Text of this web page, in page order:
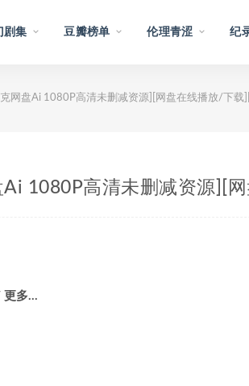
剧集 豆瓣榜单 伦理青涩 纪
网盘Ai 1080P高清未删减资源][网盘在线播放/下载
Ai 1080P高清未删减资源][
更多…